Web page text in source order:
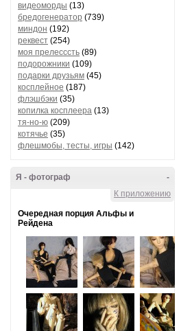
видеоморды (13)
бредогенератор (739)
миндон (192)
реквест (254)
моя прелесссть (89)
подорожники (109)
подарки друзьям (45)
косплейное (187)
флэшбэки (35)
копилка косплеера (13)
тя-но-ю (209)
котячье (35)
флешмобы, тесты, игры (142)
-
Я - фотограф
К приложению
Очередная порция Альфы и
Рейдена